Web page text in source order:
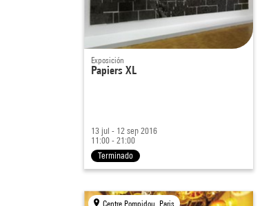
Exposición
Papiers XL
13 jul - 12 sep 2016
11:00 - 21:00
Terminado
Centre Pompidou, Paris